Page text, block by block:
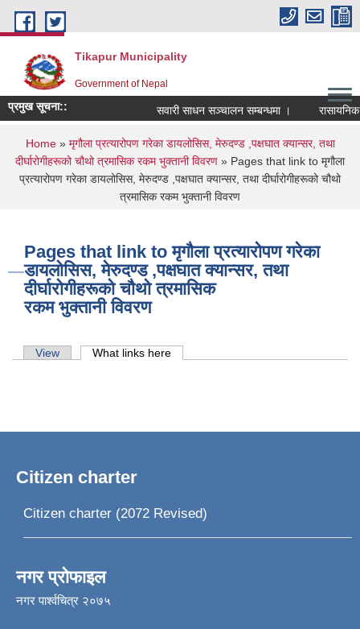
Skip to main content
Tikapur Municipality
Government of Nepal
प्रमुख सूचना:: सवारी साधन सञ्चालन सम्बन्धमा । रासायनिक
You are here
Home» मृगौला प्रत्यारोपण गरेका डायलोसिस, मेरुदण्ड ,पक्षघात क्यान्सर, तथा
दीर्घारोगीहरूको चौथो त्रमासिक रकम भुक्तानी विवरण » Pages that link to मृगौला
प्रत्यारोपण गरेका डायलोसिस, मेरुदण्ड ,पक्षघात क्यान्सर, तथा दीर्घारोगीहरूको चौथो
त्रमासिक रकम भुक्तानी विवरण
Pages that link to मृगौला प्रत्यारोपण गरेका
डायलोसिस, मेरुदण्ड ,पक्षघात क्यान्सर, तथा
दीर्घारोगीहरूको चौथो त्रमासिक
रकम भुक्तानी विवरण
Primary tabs
View What links here
Citizen charter
Citizen charter (2072 Revised)
नगर प्रोफाइल
नगर पार्श्वचित्र २०७५